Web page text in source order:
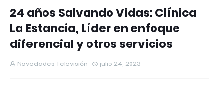
24 años Salvando Vidas: Clínica
La Estancia, Líder en enfoque
diferencial y otros servicios
Novedades Televisión julio 24, 2023